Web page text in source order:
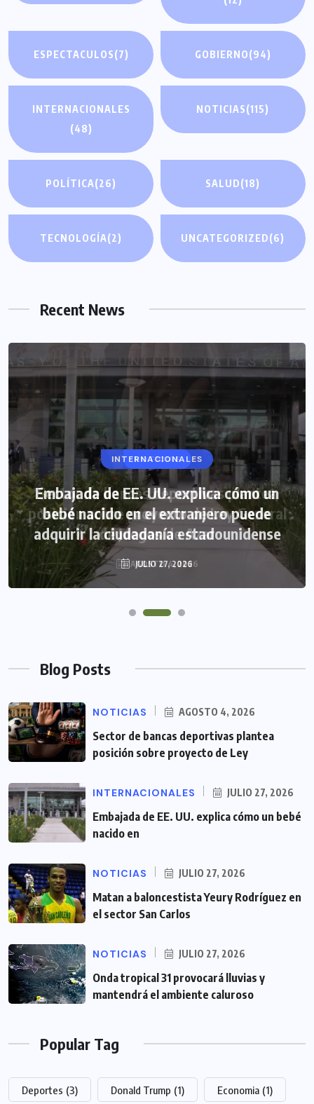
ESPECTACULOS(7) GOBIERNO(94)
INTERNACIONALES
(48)
NOTICIAS(115)
POLÍTICA(26) SALUD(18)
TECNOLOGÍA(2) UNCATEGORIZED(6)
Recent News
INTERNACIONALES
Embajada de EE. UU. explica cómo un
bebé nacido en el extranjero puede
adquirir la ciudadanía estadounidense
JULIO 27, 2026
Blog Posts
NOTICIAS AGOSTO 4, 2026
Sector de bancas deportivas plantea
posición sobre proyecto de Ley
INTERNACIONALES JULIO 27, 2026
Embajada de EE. UU. explica cómo un bebé
nacido en
NOTICIAS JULIO 27, 2026
Matan a baloncestista Yeury Rodríguez en
el sector San Carlos
NOTICIAS JULIO 27, 2026
Onda tropical 31 provocará lluvias y
mantendrá el ambiente caluroso
Popular Tag
Deportes (3) Donald Trump (1) Economia (1)